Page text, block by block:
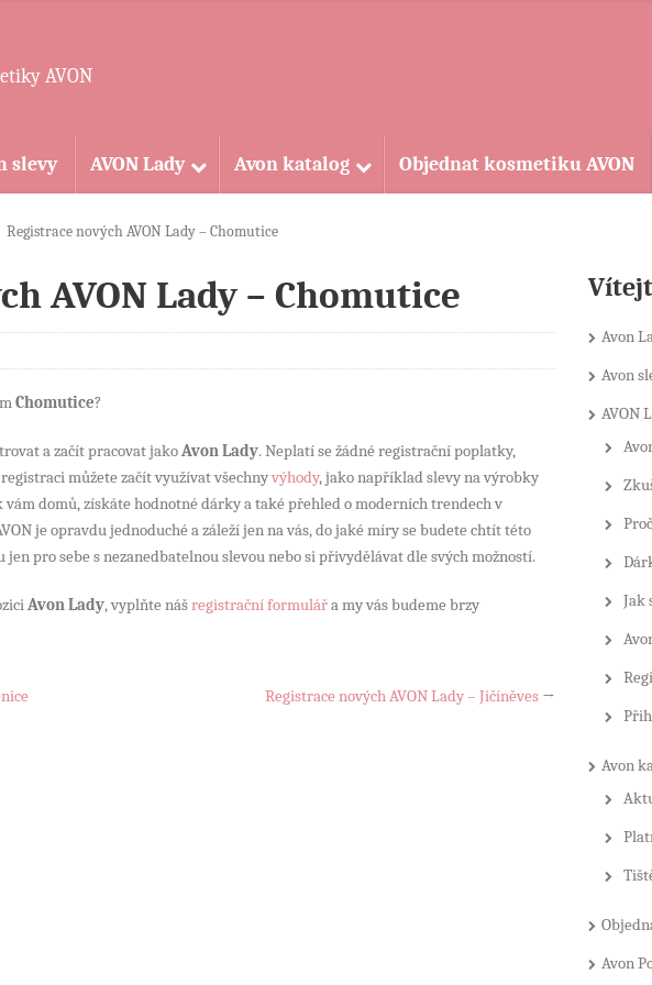
AVON
slevy AVON Lady Avon katalog Objednat kosmetiku AVON
Registrace nových AVON Lady – Chomutice
AVON Lady – Chomutice
Chomutice?
a začít pracovat jakoAvon Lady. Neplatí se žádné registrační poplatky,
můžete začít využívat všechnyvýhody, jako například slevy na výrobky
vám domů, získáte hodnotné dárky a také přehled o moderních trendech v
je opravdu jednoduché a záleží jen na vás, do jaké míry se budete chtít této
pro sebe s nezanedbatelnou slevou nebo si přivydělávat dle svých možností.
Avon Lady, vyplňte nášregistrační formulářa my vás budeme brzy
Registrace nových AVON Lady – Jičíněves →
Avon
Avon
AVON
Jak
Avon
Avon